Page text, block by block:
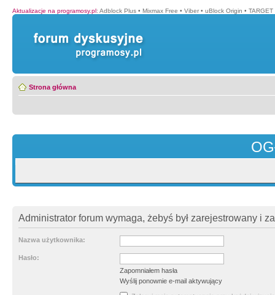
Aktualizacje na programosy.pl: Adblock Plus • Mixmax Free • Viber • uBlock Origin •
Strona główna
Administrator forum wymaga, żebyś był zarejestrowany i
Nazwa użytkownika:
Hasło:
Zapomniałem hasła
Wyślij ponownie e-mail aktywujący